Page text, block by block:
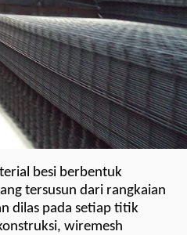
besi berbentuk
tersusun dari rangkaian
dilas pada setiap titik
wiremesh